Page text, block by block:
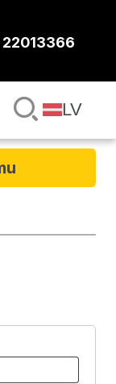
22013366
LV